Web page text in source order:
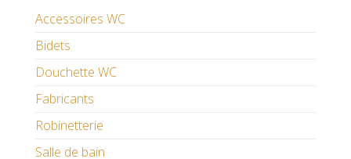
Accessoires WC
Bidets
Douchette WC
Fabricants
Robinetterie
Salle de bain